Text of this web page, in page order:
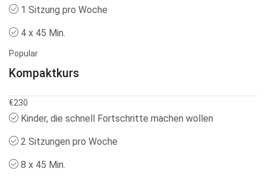
1 Sitzung pro Woche
4 x 45 Min.
Popular
Kompaktkurs
€230
Kinder, die schnell Fortschritte machen wollen
2 Sitzungen pro Woche
8 x 45 Min.